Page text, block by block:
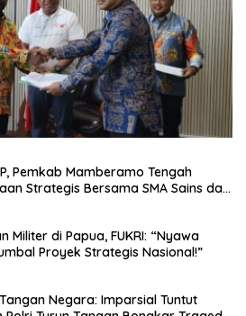
Pemkab Mamberamo Tengah
Strategis Bersama SMA Sains dan
Militer di Papua, FUKRI: “Nyawa
Proyek Strategis Nasional!”
Negara: Imparsial Tuntut